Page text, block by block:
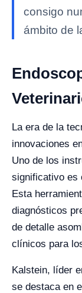
consigo
ámbito de
La era de la
innovaciones
Uno de los
significativo es
Esta
diagnósticos
de detalle
clínicos para
Kalstein, líder
se destaca en